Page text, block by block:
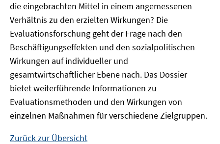
die eingebrachten Mittel in einem angemessenen
Verhältnis zu den erzielten Wirkungen? Die
Evaluationsforschung geht der Frage nach den
Beschäftigungseffekten und den sozialpolitischen
Wirkungen auf individueller und
gesamtwirtschaftlicher Ebene nach. Das Dossier
bietet weiterführende Informationen zu
Evaluationsmethoden und den Wirkungen von
einzelnen Maßnahmen für verschiedene Zielgruppen.
Zurück zur Übersicht